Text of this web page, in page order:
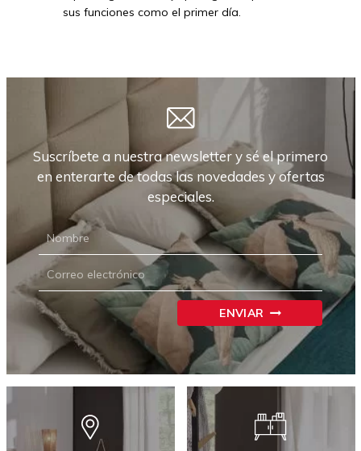
sus funciones como el primer día.
Suscríbete a nuestra newsletter y sé el primero
en enterarte de todas las novedades y ofertas
especiales.
NEWSLETTER
CARRIÓN
ENVIAR